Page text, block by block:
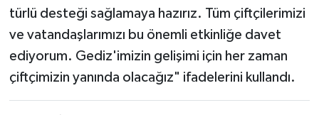
türlü desteği sağlamaya hazırız. Tüm çiftçilerimizi
ve vatandaşlarımızı bu önemli etkinliğe davet
ediyorum. Gediz'imizin gelişimi için her zaman
çiftçimizin yanında olacağız" ifadelerini kullandı.